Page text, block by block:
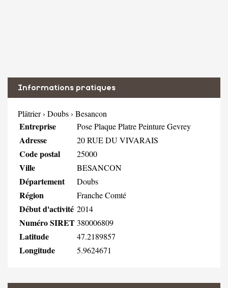
Informations pratiques
Plâtrier› Doubs› Besancon
Entreprise Pose Plaque Platre Peinture Gevrey
Adresse 20 RUE DU VIVARAIS
Code postal 25000
Ville BESANCON
Département Doubs
Région Franche Comté
Début d'activité 2014
Numéro SIRET380006809
Latitude 47.2189857
Longitude 5.9624671